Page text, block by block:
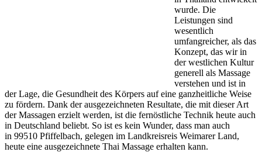
wurde. Die
Leistungen sind
wesentlich
umfangreicher, als das
Konzept, das wir in
der westlichen Kultur
generell als Massage
verstehen und ist in
der Lage, die Gesundheit des Körpers auf eine ganzheitliche Weise
zu fördern. Dank der ausgezeichneten Resultate, die mit dieser Art
der Massagen erzielt werden, ist die fernöstliche Technik heute auch
in Deutschland beliebt. So ist es kein Wunder, dass man auch
in 99510 Pfiffelbach, gelegen im Landkreisreis Weimarer Land,
heute eine ausgezeichnete Thai Massage erhalten kann.